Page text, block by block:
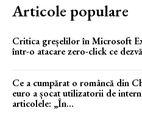
Articole populare
Critica greșelilor în Microsoft
într-o atacare zero-click ce
Ce a cumpărat o româncă din
euro a șocat utilizatorii de
articolele: „În...